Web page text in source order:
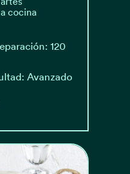
cocina
120
Avanzado